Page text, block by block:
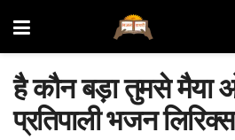
है कौन बड़ा तुमसे मैया
प्रतिपाली भजन लिरिक्स